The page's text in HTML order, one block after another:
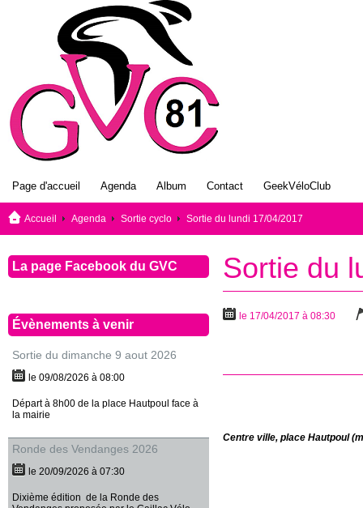
Page d'accueil Agenda Album Contact GeekVéloClub
Accueil Agenda Sortie cyclo Sortie du lundi 17/04/2017
Sortie du
le 17/04/2017 à 08:30
Centre ville, place Hautpoul
La page Facebook du GVC
Évènements à venir
Sortie du dimanche 9 aout 2026
le 09/08/2026 à 08:00
Départ à 8h00 de la place Hautpoul face à
la mairie
Ronde des Vendanges 2026
le 20/09/2026 à 07:30
Dixième édition de la Ronde des